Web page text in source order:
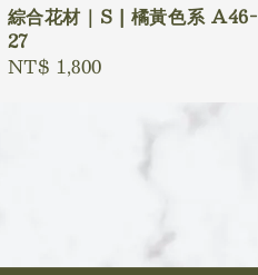
綜合花材｜S | 橘黃色系 A46-
27
Regular
NT$ 1,800